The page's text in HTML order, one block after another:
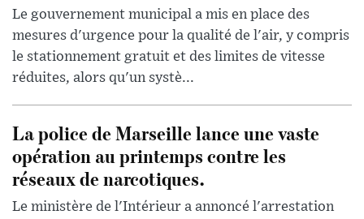
Le gouvernement municipal a mis en place des
mesures d'urgence pour la qualité de l'air, y compris
le stationnement gratuit et des limites de vitesse
réduites, alors qu'un systè...
La police de Marseille lance une vaste
opération au printemps contre les
réseaux de narcotiques.
Le ministère de l'Intérieur a annoncé l'arrestation